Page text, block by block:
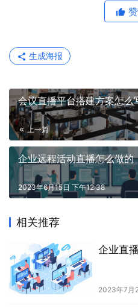
赞
生成海报
会议直播平台搭建方案怎么
上一篇
企业远程活动直播怎么做的
2023年6月15日 下午12:38
相关推荐
企业直
2023年7月